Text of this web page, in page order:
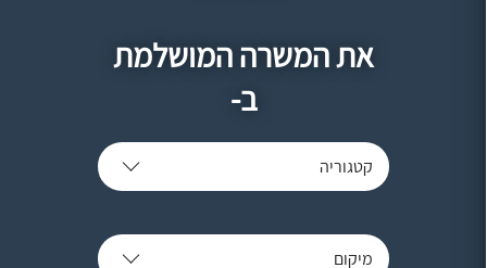
את המשרה המושלמת
ב-
קטגוריה
מיקום